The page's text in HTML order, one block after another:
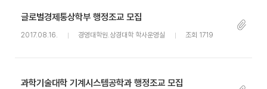
글로벌경제통상학부 행정조교 모집
2017.08.16. 경영대학원.상경대학 학사운영실 조회 1719
과학기술대학 기계시스템공학과 행정조교 모집